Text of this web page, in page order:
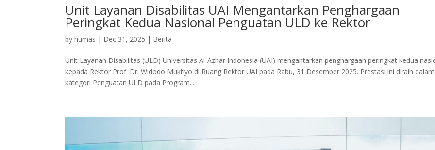
Unit Layanan Disabilitas UAI Mengantarkan Penghargaan
Peringkat Kedua Nasional Penguatan ULD ke Rektor
byhumas | Dec 31, 2025 | Berita
Unit Layanan Disabilitas (ULD) Universitas Al-Azhar Indonesia (UAI) mengantarkan penghargaan peringkat kedua
kepada Rektor Prof. Dr. Widodo Muktiyo di Ruang Rektor UAI pada Rabu, 31 Desember 2025. Prestasi ini diraih dalam
kategori Penguatan ULD pada Program...